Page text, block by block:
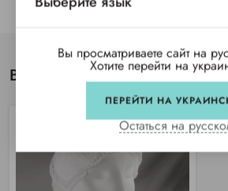
Вы просматривали
Вы просматриваете сайт на
Хотите перейти на
ПЕРЕЙТИ НА
Остаться на